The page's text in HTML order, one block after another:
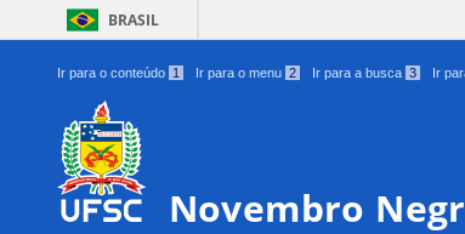
BRASIL
Ir para o conteúdo 1 Ir para o menu 2 Ir para a busca 3 Ir
Novembro